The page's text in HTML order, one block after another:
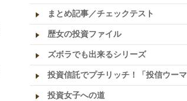
まとめ記事／チェックテスト
歴女の投資ファイル
ズボラでも出来るシリーズ
投資信託でプチリッチ！「投信ウーマ
投資女子への道